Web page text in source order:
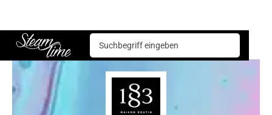
Steam time
Spirituosen Maison Routin 1883 Gurke Sirup 1000ml